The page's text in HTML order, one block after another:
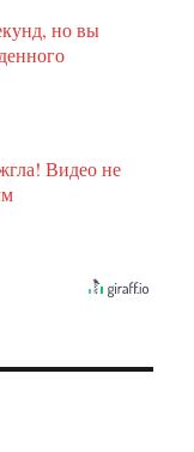
но вы
Видео не